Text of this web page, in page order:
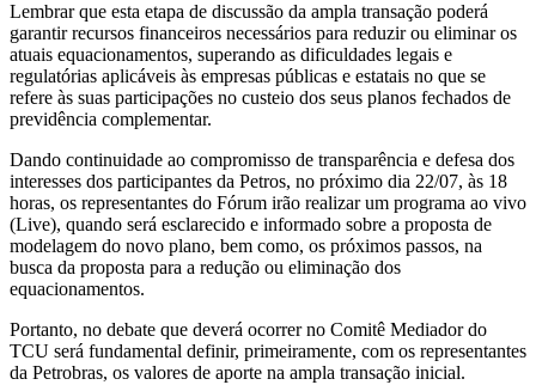
Lembrar que esta etapa de discussão da ampla transação poderá
garantir recursos financeiros necessários para reduzir ou eliminar os
atuais equacionamentos, superando as dificuldades legais e
regulatórias aplicáveis às empresas públicas e estatais no que se
refere às suas participações no custeio dos seus planos fechados de
previdência complementar.
Dando continuidade ao compromisso de transparência e defesa dos
interesses dos participantes da Petros, no próximo dia 22/07, às 18
horas, os representantes do Fórum irão realizar um programa ao vivo
(Live), quando será esclarecido e informado sobre a proposta de
modelagem do novo plano, bem como, os próximos passos, na
busca da proposta para a redução ou eliminação dos
equacionamentos.
Portanto, no debate que deverá ocorrer no Comitê Mediador do
TCU será fundamental definir, primeiramente, com os representantes
da Petrobras, os valores de aporte na ampla transação inicial.